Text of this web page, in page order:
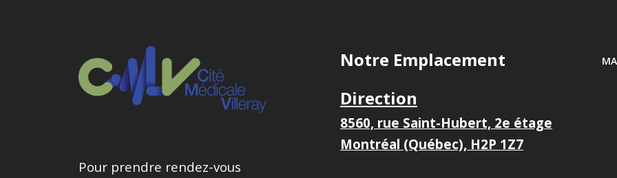
Pour prendre rendez-vous
Notre Emplacement
Direction
8560, rue Saint-Hubert, 2e étage
Montréal (Québec), H2P 1Z7